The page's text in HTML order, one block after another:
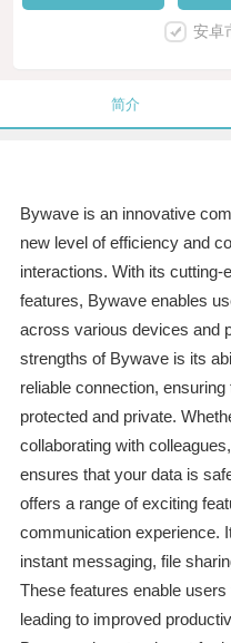
安卓
简介
Bywave is an innovative
new level of efficiency and
interactions. With its
features, Bywave enables
across various devices and
strengths of Bywave is its
reliable connection,
protected and private.
collaborating with
ensures that your data is
offers a range of exciting
communication experience.
instant messaging, file
These features enable
leading to improved